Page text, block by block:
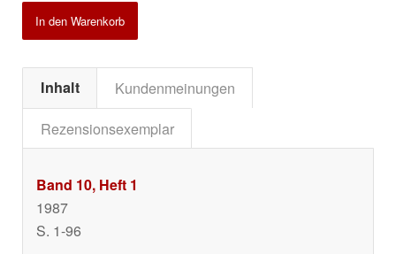
In den Warenkorb
Inhalt
Kundenmeinungen
Rezensionsexemplar
Band 10, Heft 1
1987
S. 1-96